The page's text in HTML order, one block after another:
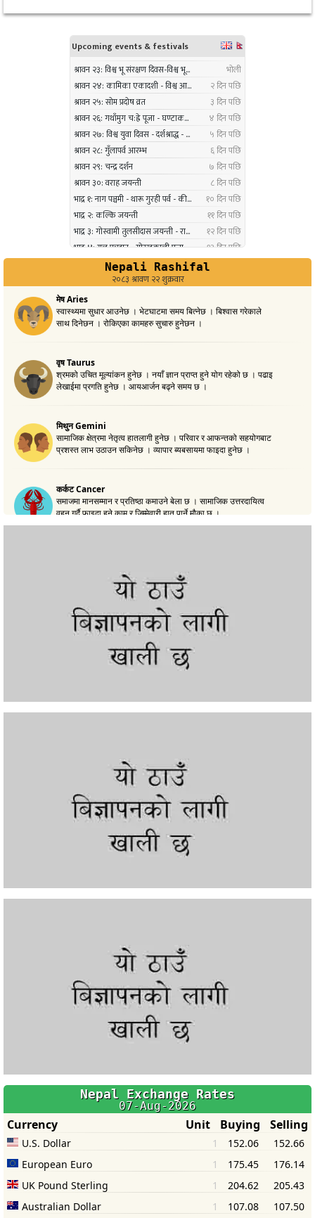
१०
नगरप्रमुख तामाङको अध्यक्षतामा जलवायु उत्थानशील
कार्यढाँचा सम्बन्धी एकदिने क्षमता अभिवृद्धि कार्यक्रम
सम्पन्न